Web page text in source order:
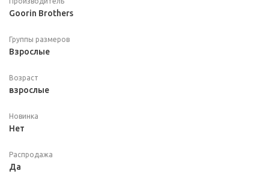
Goorin Brothers
Группы размеров
Взрослые
Возраст
взрослые
Новинка
Нет
Распродажа
Да